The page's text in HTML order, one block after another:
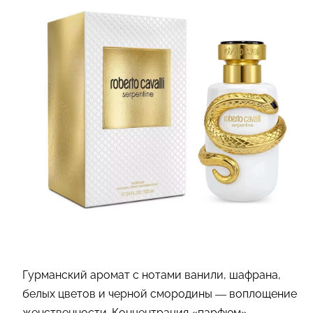
Гурманский аромат с нотами ванили, шафрана,
белых цветов и черной смородины — воплощение